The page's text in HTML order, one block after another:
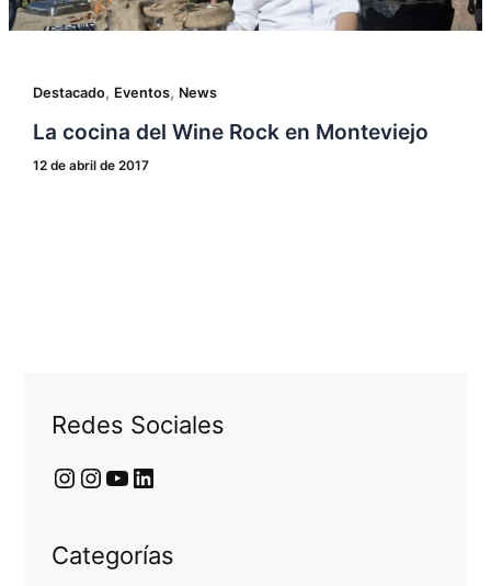
Destacado, Eventos, News
La cocina del Wine Rock en Monteviejo
12 de abril de 2017
Redes Sociales
Categorías